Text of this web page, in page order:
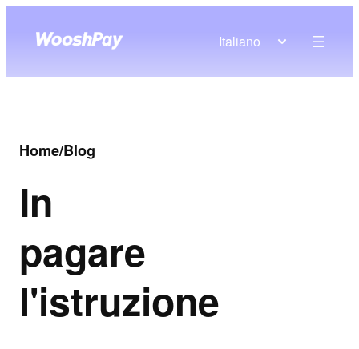
Italiano
Home/Blog
In
pagare
l'istruzione